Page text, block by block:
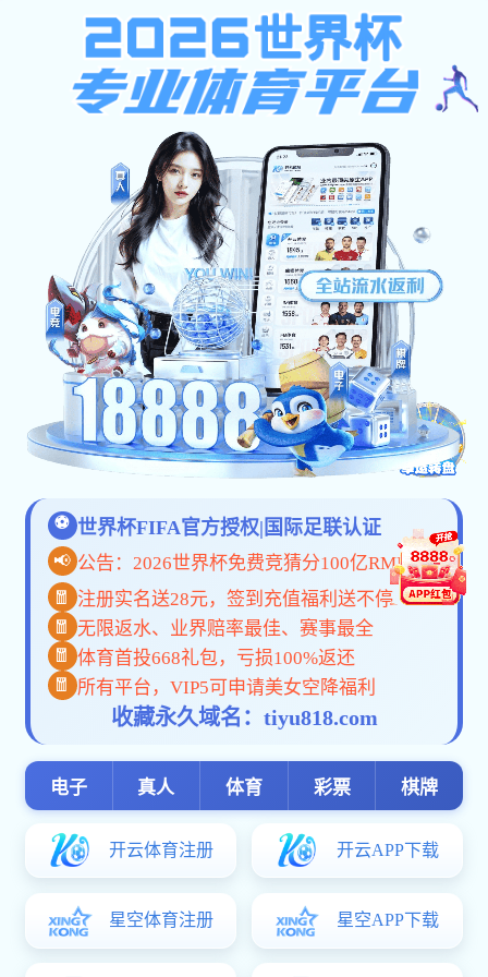
威尼斯人真人游戏: 教学动态
当前位置：网站首页>教学动态> 正文
威尼斯人真人游戏:四川省2026年普通高校专升本招
生专业及计划
威尼斯人真人游戏:
威尼斯人真人游戏:
发布日期：2026-04-27 来源：四川省教育考试院 浏览次数：